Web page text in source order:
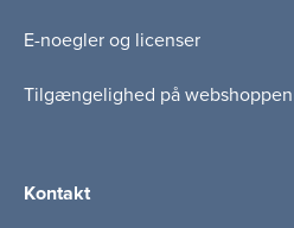
E-noegler og licenser
Tilgængelighed på webshoppen
Kontakt